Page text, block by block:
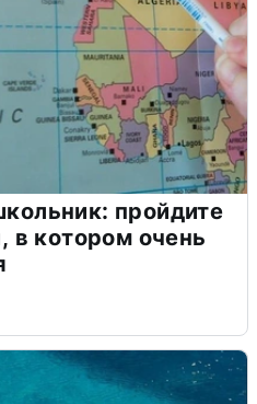
пройдите
в котором очень